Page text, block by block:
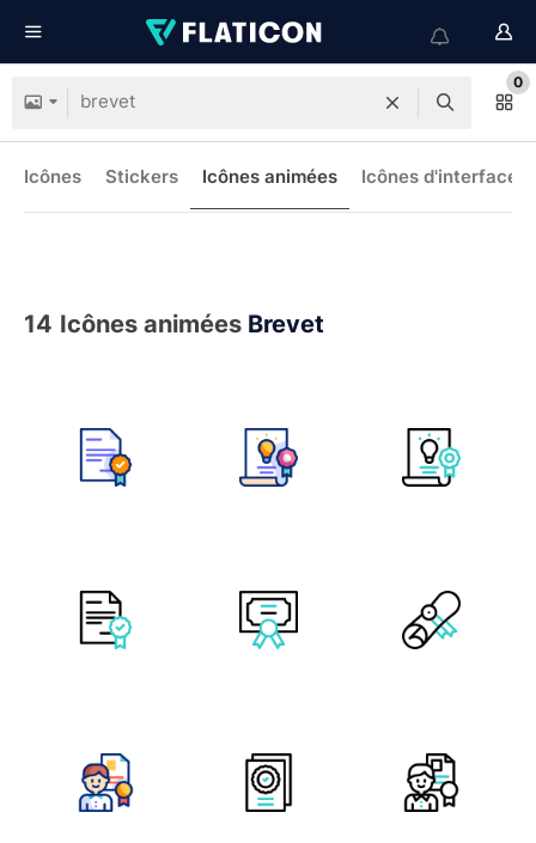
0
Icônes Stickers Icônes animées Icônes d'interface
14 Icônes animées Brevet